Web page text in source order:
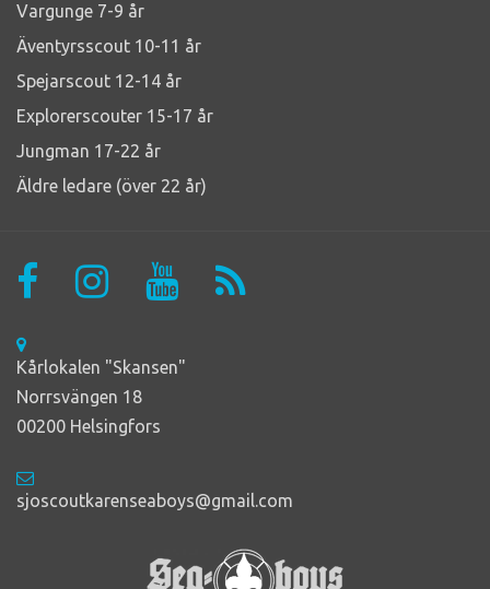
Vargunge 7-9 år
Äventyrsscout 10-11 år
Spejarscout 12-14 år
Explorerscouter 15-17 år
Jungman 17-22 år
Äldre ledare (över 22 år)
Kårlokalen "Skansen"
Norrsvängen 18
00200 Helsingfors
sjoscoutkarenseaboys@gmail.com